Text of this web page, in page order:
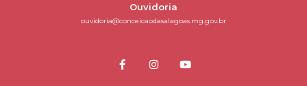
Ouvidoria
ouvidoria@conceicaodasalagoas.mg.gov.br